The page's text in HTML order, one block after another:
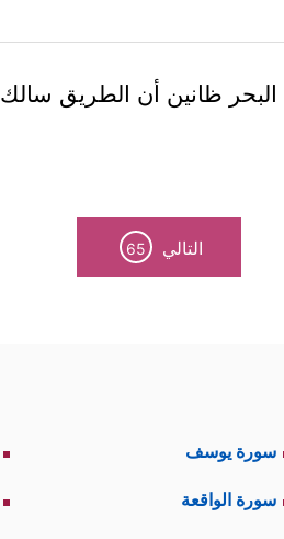
ظانين أن الطريق سالك
التالي 65
سورة يوسف
سورة الواقعة